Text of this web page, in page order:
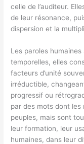
celle de l’auditeur.
de leur résonance,
dispersion et la
Les paroles
temporelles, elles
facteurs d’unité
irréductible,
progressif ou
par des mots dont
peuples, mais sont
leur formation, leur
humaines, dans leur